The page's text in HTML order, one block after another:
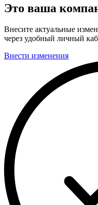
Это ваша
Внесите актуальные
через удобный личный
Внести изменения